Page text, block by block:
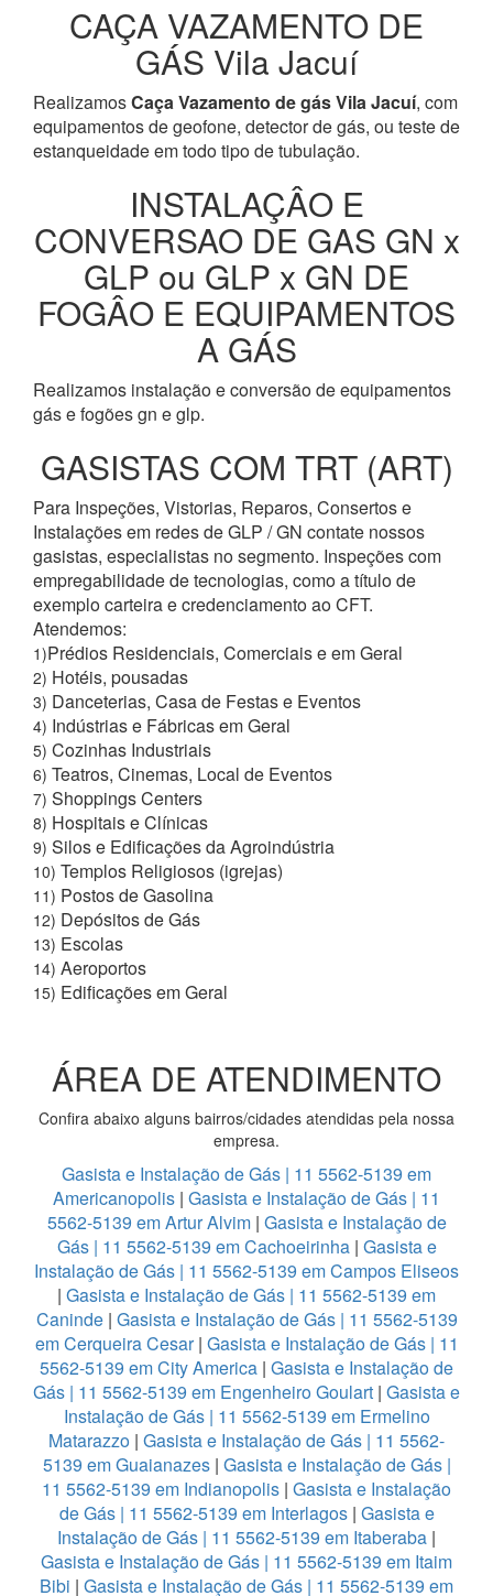
CAÇA VAZAMENTO DE
GÁS Vila Jacuí
RealizamosCaça Vazamento de gás Vila Jacuí, com
equipamentos de geofone, detector de gás, ou teste de
estanqueidade em todo tipo de tubulação.
INSTALAÇÂO E
CONVERSAO DE GAS GN x
GLP ou GLP x GN DE
FOGÂO E EQUIPAMENTOS
A GÁS
Realizamos instalação e conversão de equipamentos
gás e fogões gn e glp.
GASISTAS COM TRT (ART)
Para Inspeções, Vistorias, Reparos, Consertos e
Instalações em redes de GLP / GN contate nossos
gasistas, especialistas no segmento. Inspeções com
empregabilidade de tecnologias, como a título de
exemplo carteira e credenciamento ao CFT.
Atendemos:
1)Prédios Residenciais, Comerciais e em Geral
2) Hotéis, pousadas
3) Danceterias, Casa de Festas e Eventos
4) Indústrias e Fábricas em Geral
5) Cozinhas Industriais
6) Teatros, Cinemas, Local de Eventos
7) Shoppings Centers
8) Hospitais e Clínicas
9) Silos e Edificações da Agroindústria
10) Templos Religiosos (igrejas)
11) Postos de Gasolina
12) Depósitos de Gás
13) Escolas
14) Aeroportos
15) Edificações em Geral
ÁREA DE ATENDIMENTO
Confira abaixo alguns bairros/cidades atendidas pela nossa
empresa.
Gasista e Instalação de Gás | 11 5562-5139 em
Americanopolis | Gasista e Instalação de Gás | 11
5562-5139 em Artur Alvim | Gasista e Instalação de
Gás | 11 5562-5139 em Cachoeirinha| Gasista e
Instalação de Gás | 11 5562-5139 em Campos Eliseos
| Gasista e Instalação de Gás | 11 5562-5139 em
Caninde| Gasista e Instalação de Gás | 11 5562-5139
em Cerqueira Cesar| Gasista e Instalação de Gás | 11
5562-5139 em City America | Gasista e Instalação de
Gás | 11 5562-5139 em Engenheiro Goulart | Gasista e
Instalação de Gás | 11 5562-5139 em Ermelino
Matarazzo | Gasista e Instalação de Gás | 11 5562-
5139 em Guaianazes| Gasista e Instalação de Gás |
11 5562-5139 em Indianopolis | Gasista e Instalação
de Gás | 11 5562-5139 em Interlagos| Gasista e
Instalação de Gás | 11 5562-5139 em Itaberaba |
Gasista e Instalação de Gás | 11 5562-5139 em Itaim
Bibi | Gasista e Instalação de Gás | 11 5562-5139 em